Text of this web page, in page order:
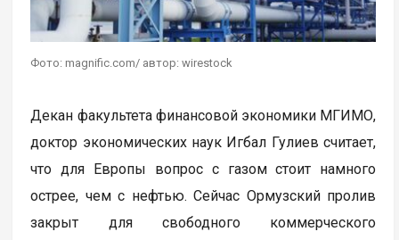
Фото: magnific.com/ автор: wirestock
Декан факультета финансовой экономики МГИМО,
доктор экономических наук Игбал Гулиев считает,
что для Европы вопрос с газом стоит намного
острее, чем с нефтью. Сейчас Ормузский пролив
закрыт для свободного коммерческого